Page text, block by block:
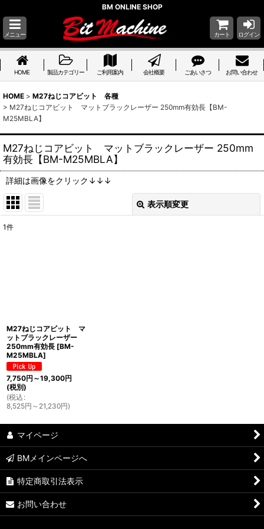
BM ONLINE SHOP
メニュー カート ログイン
HOME 製品カテゴリー ご利用案内 会社概要 ごあいさつ お問い合わせ
HOME > M27ねじコアビット 各種
> M27ねじコアビット マットブラックレーザー 250mm有効長【BM-
M25MBLA】
M27ねじコアビット マットブラックレーザー 250mm
有効長【BM-M25MBLA】
詳細は画像をクリック↓↓↓
表示順変更
1件
M27ねじコアビット マ
ットブラックレーザー
250mm有効長 [BM-
M25MBLA]
7,750円 ～19,300円
(税別)
(税込 :
8,525円 ～21,230円)
マイページ
BMメインページへ
特定商取引法表示
お問い合わせ